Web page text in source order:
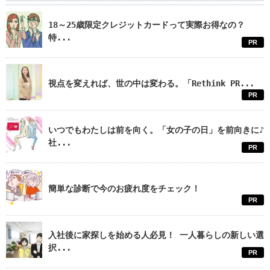
18～25歳限定クレジットカードって実際お得なの？
特...
PR
視点を変えれば、世の中は変わる。「Rethink PR...
PR
いつでもわたしは前を向く。「女の子の日」を前向きに♪
社...
PR
簡単な診断で今のお疲れ度をチェック！
PR
入社後に家探しを始める人必見！ 一人暮らしの新しい選
択...
PR